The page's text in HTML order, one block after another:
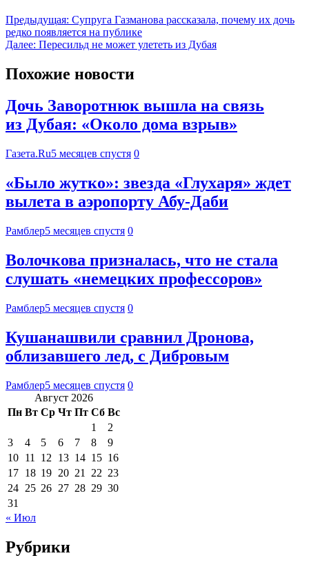
Предыдущая: Супруга Газманова рассказала, почему их дочь
редко появляется на публике
Далее: Пересильд не может улететь из Дубая
Похожие новости
Дочь Заворотнюк вышла на связь
из Дубая: «Около дома взрыв»
Газета.Ru5 месяцев спустя 0
«Было жутко»: звезда «Глухаря» ждет
вылета в аэропорту Абу-Даби
Рамблер5 месяцев спустя 0
Волочкова призналась, что не стала
слушать «немецких профессоров»
Рамблер5 месяцев спустя 0
Кушанашвили сравнил Дронова,
облизавшего лед, с Дибровым
Рамблер5 месяцев спустя 0
Август 2026
Пн Вт Ср Чт Пт Сб Вс
1
2
3
4 5 6 7 8
9
10 11 12 13 14 15 16
17 18 19 20 21 22 23
24 25 26 27 28 29 30
31
« Июл
Рубрики